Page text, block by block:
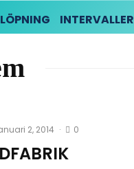
LÖPNING INTERVALLER
2, 2014 · 0